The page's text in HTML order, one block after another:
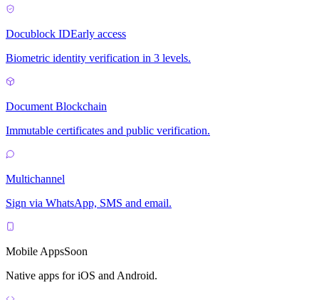
Docublock IDEarly access
Biometric identity verification in 3 levels.
Document Blockchain
Immutable certificates and public verification.
Multichannel
Sign via WhatsApp, SMS and email.
Mobile AppsSoon
Native apps for iOS and Android.